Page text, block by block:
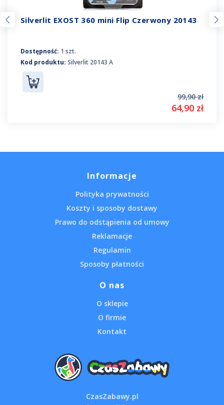
Silverlit EXOST 360 mini Flip Czerwony 20143
Dostępność: 1 szt.
Kod produktu: Silverlit 20143 A
99,90 zł
64,90 zł
Informacje
Polityka prywatności
Koszty i sposoby dostawy
Prawo do odstąpienia od umowy
Reklamacje
Regulamin
Sposoby płatności
O nas
O sklepie
O firmie
Kontakt
CzasZabawy.pl